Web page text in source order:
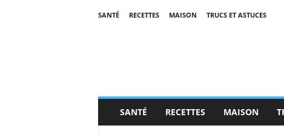
SANTÉ RECETTES MAISON TRUCS ET ASTUCES
SANTÉ RECETTES MAISON